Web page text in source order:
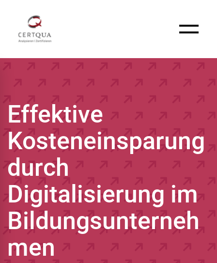
Effektive
Kosteneinsparung
durch
Digitalisierung im
Bildungsunterneh
men